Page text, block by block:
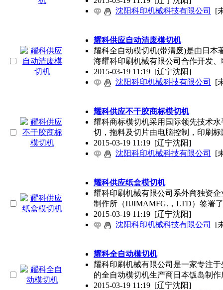
沈阳科印机械科技有限公司
[
耀科供应自动清废模切机
耀科全自动模切机(带清废)是由日本
海耀科印刷机械有限公司合作开发、
2015-03-19 11:19 [辽宁沈阳]
沈阳科印机械科技有限公司
[
耀科供应不干胶商标模切机
耀科商标模切机采用国际领先技术
切，拖料及切片由电脑控制，印刷标
2015-03-19 11:19 [辽宁沈阳]
沈阳科印机械科技有限公司
[
耀科供应纸盒模切机
耀科印刷机械有限公司系外商独资
制作所（IIJIMAMFG.，LTD）签署
2015-03-19 11:19 [辽宁沈阳]
沈阳科印机械科技有限公司
[
耀科全自动模切机
耀科印刷机械有限公司是一家专注
的全自动模切机生产商日本饭岛制作
2015-03-19 11:19 [辽宁沈阳]